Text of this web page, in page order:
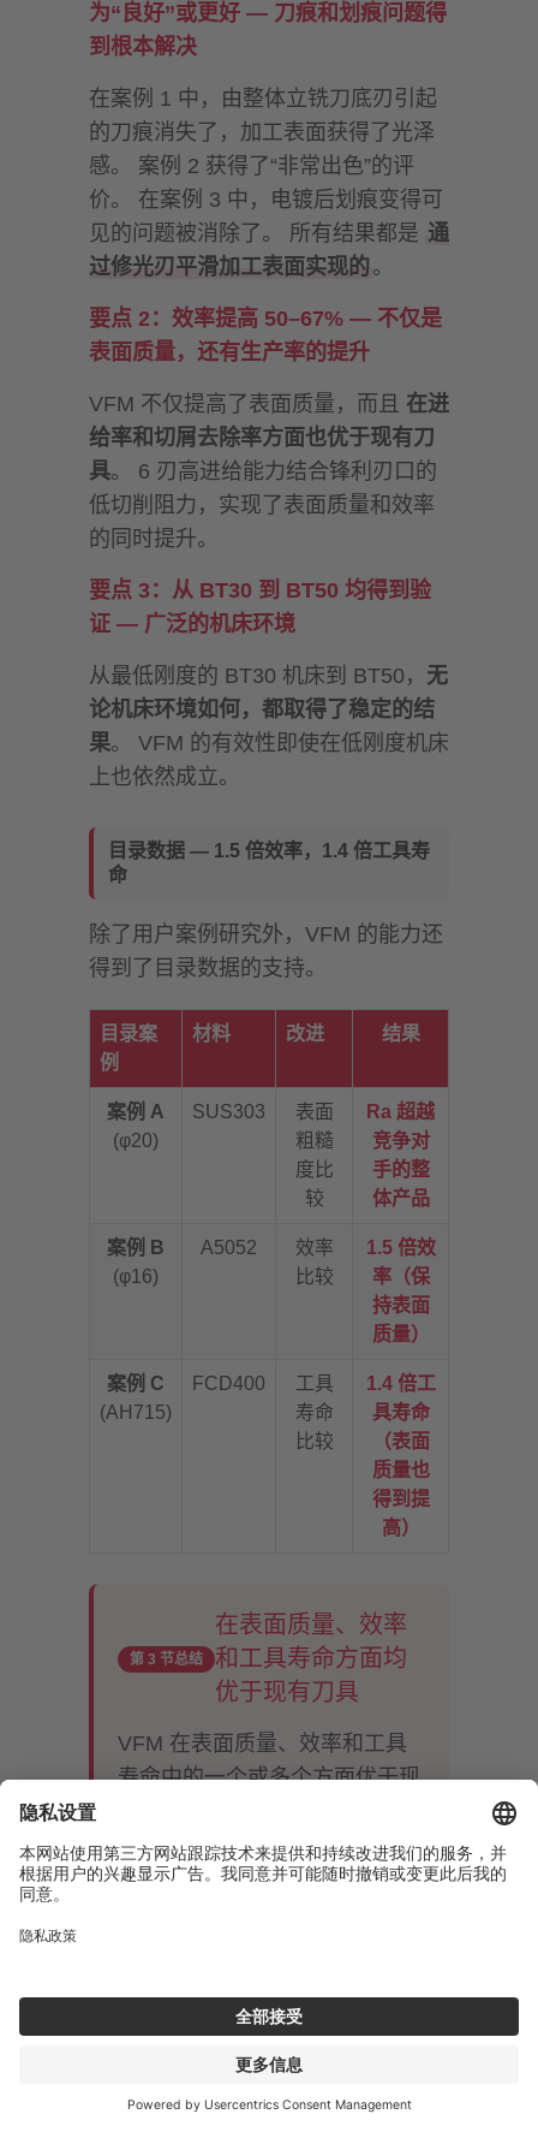
为“良好”或更好 — 刀痕和划痕问题得
到根本解决
在案例 1 中，由整体立铣刀底刃引起
的刀痕消失了，加工表面获得了光泽
感。 案例 2 获得了“非常出色”的评
价。 在案例 3 中，电镀后划痕变得可
见的问题被消除了。 所有结果都是 通
过修光刃平滑加工表面实现的。
要点 2：效率提高 50–67% — 不仅是
表面质量，还有生产率的提升
VFM 不仅提高了表面质量，而且 在进
给率和切屑去除率方面也优于现有刀
具。 6 刃高进给能力结合锋利刃口的
低切削阻力，实现了表面质量和效率
的同时提升。
要点 3：从 BT30 到 BT50 均得到验
证 — 广泛的机床环境
从最低刚度的 BT30 机床到 BT50， 无
论机床环境如何，都取得了稳定的结
果。 VFM 的有效性即使在低刚度机床
上也依然成立。
目录数据 — 1.5 倍效率，1.4 倍工具寿
命
除了用户案例研究外，VFM 的能力还
得到了目录数据的支持。
目录案
例
材料 改进 结果
案例 A
(φ20)
SUS303
表面
粗糙
度比
较
Ra 超越
竞争对
手的整
体产品
案例 B
(φ16)
A5052
效率
比较
1.5 倍效
率（保
持表面
质量）
案例 C
(AH715)
FCD400
工具
寿命
比较
1.4 倍工
具寿命
（表面
质量也
得到提
高）
第 3 节总结
在表面质量、效率
和工具寿命方面均
优于现有刀具
VFM 在表面质量、效率和工具
寿命中的一个或多个方面优于现
也提高效率— 这不是一种权
衡，而是通过专用于修光刃概念